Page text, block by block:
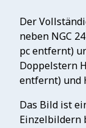
Der
neben NGC
pc entfernt)
Doppelstern
entfernt) und
Das Bild ist
Einzelbildern